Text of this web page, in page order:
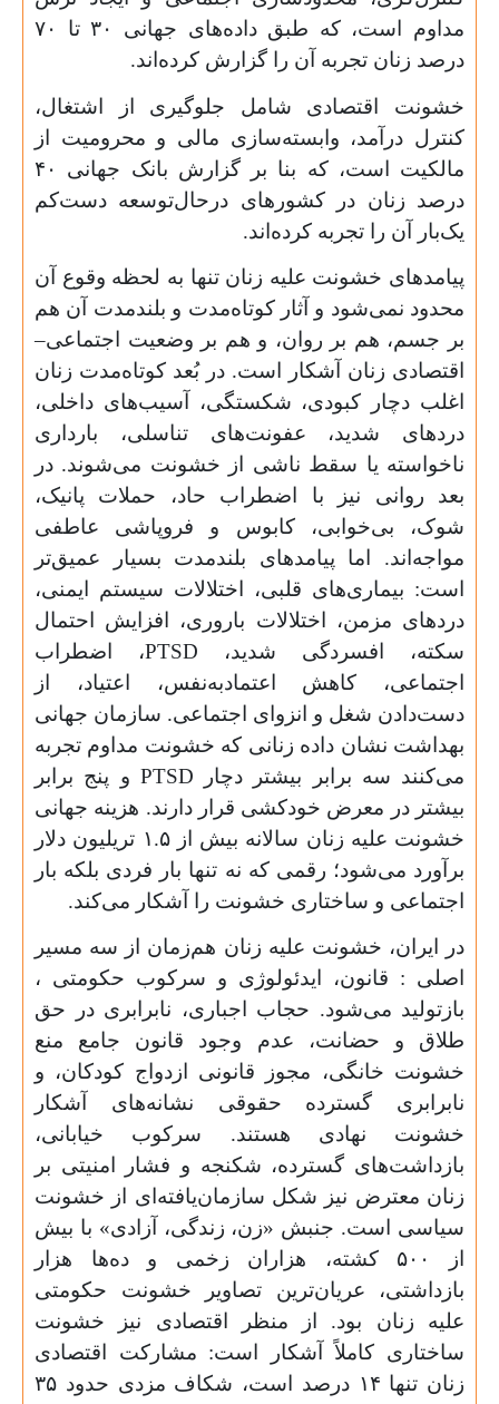
مداوم است، که طبق داده‌های جهانی
۳۰ تا
۷۰
درصد زنان تجربه آن را گزارش کرده‌اند.
خشونت اقتصادی شامل جلوگیری از اشتغال،
کنترل درآمد، وابسته‌سازی مالی و محرومیت از
مالکیت است، که بنا بر گزارش بانک جهانی
۴۰
درصد زنان در کشورهای درحال‌توسعه دست‌کم
یک‌بار آن را تجربه کرده‌اند.
پیامدهای خشونت علیه زنان تنها به لحظه وقوع آن
محدود نمی‌شود و آثار کوتاه‌مدت و بلندمدت آن هم
بر جسم، هم بر روان، و هم بر وضعیت اجتماعی–
اقتصادی زنان آشکار است. در بُعد کوتاه‌مدت زنان
اغلب دچار کبودی، شکستگی، آسیب‌های داخلی،
دردهای شدید، عفونت‌های تناسلی، بارداری
ناخواسته یا سقط ناشی از خشونت می‌شوند. در
بعد روانی نیز با اضطراب حاد، حملات پانیک،
شوک، بی‌خوابی، کابوس و فروپاشی عاطفی
مواجه‌اند. اما پیامدهای بلندمدت بسیار عمیق‌تر
است: بیماری‌های قلبی، اختلالات سیستم ایمنی،
دردهای مزمن، اختلالات باروری، افزایش احتمال
سکته، افسردگی شدید، PTSD، اضطراب
اجتماعی، کاهش اعتمادبه‌نفس، اعتیاد، از
دست‌دادن شغل و انزوای اجتماعی. سازمان جهانی
بهداشت نشان داده زنانی که خشونت مداوم تجربه
می‌کنند سه برابر بیشتر دچار PTSD و پنج برابر
بیشتر در معرض خودکشی قرار دارند. هزینه جهانی
خشونت علیه زنان سالانه بیش از۱.۵ تریلیون دلار
برآورد می‌شود؛ رقمی که نه تنها بار فردی بلکه بار
اجتماعی و ساختاری خشونت را آشکار می‌کند.
در ایران، خشونت علیه زنان هم‌زمان از سه مسیر
اصلی : قانون، ایدئولوژی و سرکوب حکومتی ،
بازتولید می‌شود. حجاب اجباری، نابرابری در حق
طلاق و حضانت، عدم وجود قانون جامع منع
خشونت خانگی، مجوز قانونی ازدواج کودکان، و
نابرابری گسترده حقوقی نشانه‌های آشکار
خشونت نهادی هستند. سرکوب خیابانی،
بازداشت‌های گسترده، شکنجه و فشار امنیتی بر
زنان معترض نیز شکل سازمان‌یافته‌ای از خشونت
سیاسی است. جنبش «زن، زندگی، آزادی» با بیش
از
۵۰۰ کشته، هزاران زخمی و ده‌ها هزار
بازداشتی، عریان‌ترین تصاویر خشونت حکومتی
علیه زنان بود. از منظر اقتصادی نیز خشونت
ساختاری کاملاً آشکار است: مشارکت اقتصادی
زنان تنها ۱۴ درصد است، شکاف مزدی حدود ۳۵